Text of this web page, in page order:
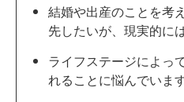
結婚や出産のことを考
先したいが、現実的に
ライフステージによっ
れることに悩んでいま